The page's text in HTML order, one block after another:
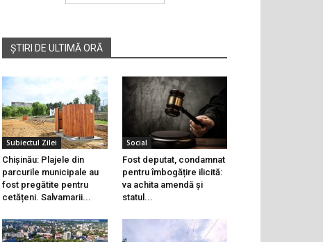
ȘTIRI DE ULTIMĂ ORĂ
Subiectul Zilei
Chișinău: Plajele din
parcurile municipale au
fost pregătite pentru
cetățeni. Salvamarii...
Social
Fost deputat, condamnat
pentru îmbogățire ilicită:
va achita amendă și
statul...